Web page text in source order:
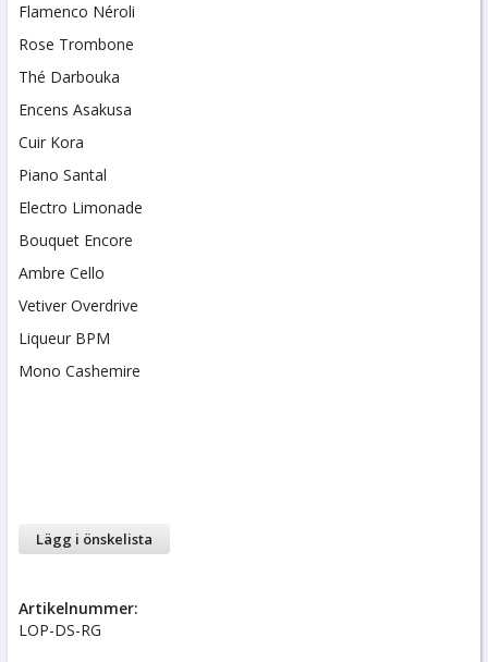
Flamenco Néroli
Rose Trombone
Thé Darbouka
Encens Asakusa
Cuir Kora
Piano Santal
Electro Limonade
Bouquet Encore
Ambre Cello
Vetiver Overdrive
Liqueur BPM
Mono Cashemire
Lägg i önskelista
Artikelnummer:
LOP-DS-RG